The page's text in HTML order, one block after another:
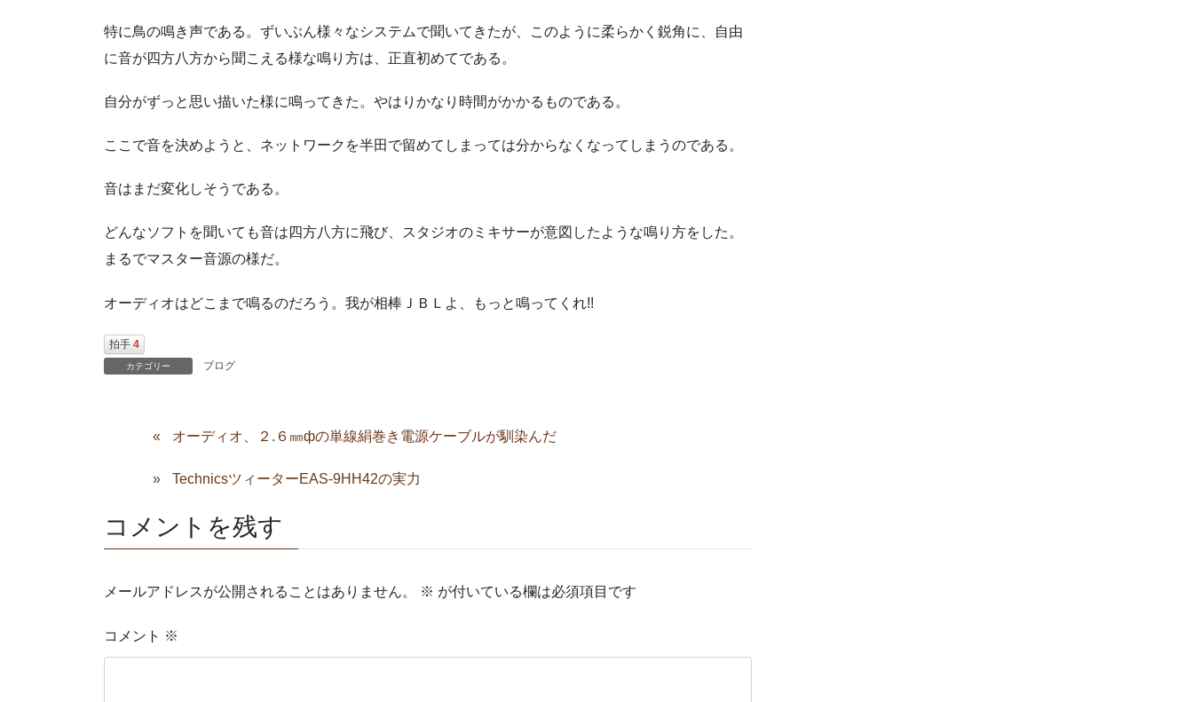
特に鳥の鳴き声である。ずいぶん様々なシステムで聞いてきたが、このように柔らかく鋭角に、自由
に音が四方八方から聞こえる様な鳴り方は、正直初めてである。
自分がずっと思い描いた様に鳴ってきた。やはりかなり時間がかかるものである。
ここで音を決めようと、ネットワークを半田で留めてしまっては分からなくなってしまうのである。
音はまだ変化しそうである。
どんなソフトを聞いても音は四方八方に飛び、スタジオのミキサーが意図したような鳴り方をした。
まるでマスター音源の様だ。
オーディオはどこまで鳴るのだろう。我が相棒ＪＢＬよ、もっと鳴ってくれ!!
拍手 4
カテゴリー ブログ
オーディオ、２.６㎜фの単線絹巻き電源ケーブルが馴染んだ
TechnicsツィーターEAS-9HH42の実力
コメントを残す
メールアドレスが公開されることはありません。 ※ が付いている欄は必須項目です
コメント ※